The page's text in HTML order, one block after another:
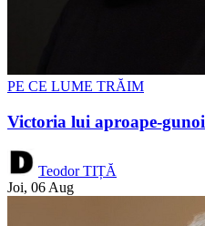
PE CE LUME TRĂIM
Victoria lui aproape-gunoi
Teodor TIȚĂ
Joi, 06 Aug